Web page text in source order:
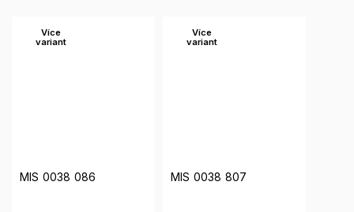
Více
variant
MIS 0038 086
Více
variant
MIS 0038 807